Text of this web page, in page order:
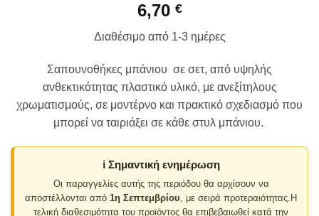
6,70 €
Διαθέσιμο από 1-3 ημέρες
Σαπουνοθήκες μπάνιου σε σετ, από υψηλής
ανθεκτικότητας πλαστικό υλικό, με ανεξίτηλους
χρωματισμούς, σε μοντέρνο και πρακτικό σχεδιασμό που
μπορεί να ταιριάξει σε κάθε στυλ μπάνιου.
ℹ️ Σημαντική ενημέρωση
Οι παραγγελίες αυτής της περιόδου θα αρχίσουν να
αποστέλλονται από 1η Σεπτεμβρίου, με σειρά προτεραιότητας.Η
τελική διαθεσιμότητα του προϊόντος θα επιβεβαιωθεί κατά την